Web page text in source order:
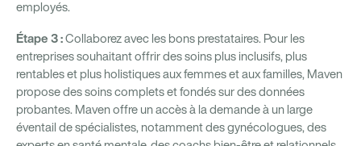
employés.
Étape 3 :Collaborez avec les bons prestataires. Pour les
entreprises souhaitant offrir des soins plus inclusifs, plus
rentables et plus holistiques aux femmes et aux familles, Maven
propose des soins complets et fondés sur des données
probantes. Maven offre un accès à la demande à un large
éventail de spécialistes, notamment des gynécologues, des